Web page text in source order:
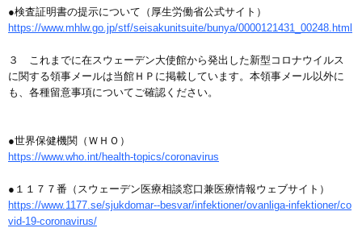
●検査証明書の提示について（厚生労働省公式サイト）
https://www.mhlw.go.jp/stf/seisakunitsuite/bunya/0000121431_00248.html
３ これまでに在スウェーデン大使館から発出した新型コロナウイルス
に関する領事メールは当館ＨＰに掲載しています。本領事メール以外に
も、各種留意事項についてご確認ください。
●世界保健機関（ＷＨＯ）
https://www.who.int/health-topics/coronavirus
●１１７７番（スウェーデン医療相談窓口兼医療情報ウェブサイト）
https://www.1177.se/sjukdomar--besvar/infektioner/ovanliga-infektioner/co
vid-19-coronavirus/